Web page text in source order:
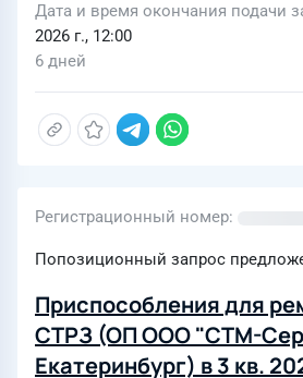
Дата и время окончания подачи
2026 г., 12:00
6 дней
Регистрационный номер
Попозиционный запрос
Приспособления для
СТРЗ (ОП ООО "СТМ-
Екатеринбург) в 3 кв.